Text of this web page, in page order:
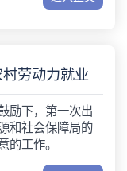
劳动力就业
励下，第一次出
和社会保障局的
的工作。